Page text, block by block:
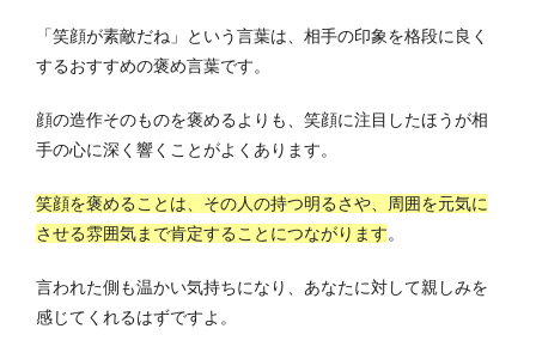
「笑顔が素敵だね」という言葉は、相手の印象を格段に良く
するおすすめの褒め言葉です。
顔の造作そのものを褒めるよりも、笑顔に注目したほうが相
手の心に深く響くことがよくあります。
笑顔を褒めることは、その人の持つ明るさや、周囲を元気に
させる雰囲気まで肯定することにつながります。
言われた側も温かい気持ちになり、あなたに対して親しみを
感じてくれるはずですよ。